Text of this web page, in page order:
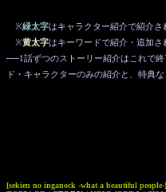
※緑太字はキャラクター紹介で紹介さ
※黄太字はキーワードで紹介・追加さ
──1話ずつのストーリー紹介はこれで
ド・キャラクターのみの紹介と、特典
[sekien no inganock -what a beautiful people-]